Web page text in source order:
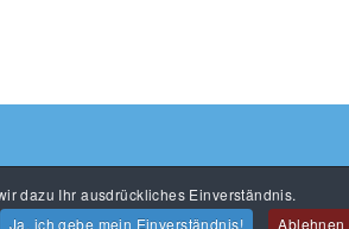
dazu Ihr ausdrückliches Einverständnis.
Ja, ich gebe mein Einverständnis!
Ablehnen